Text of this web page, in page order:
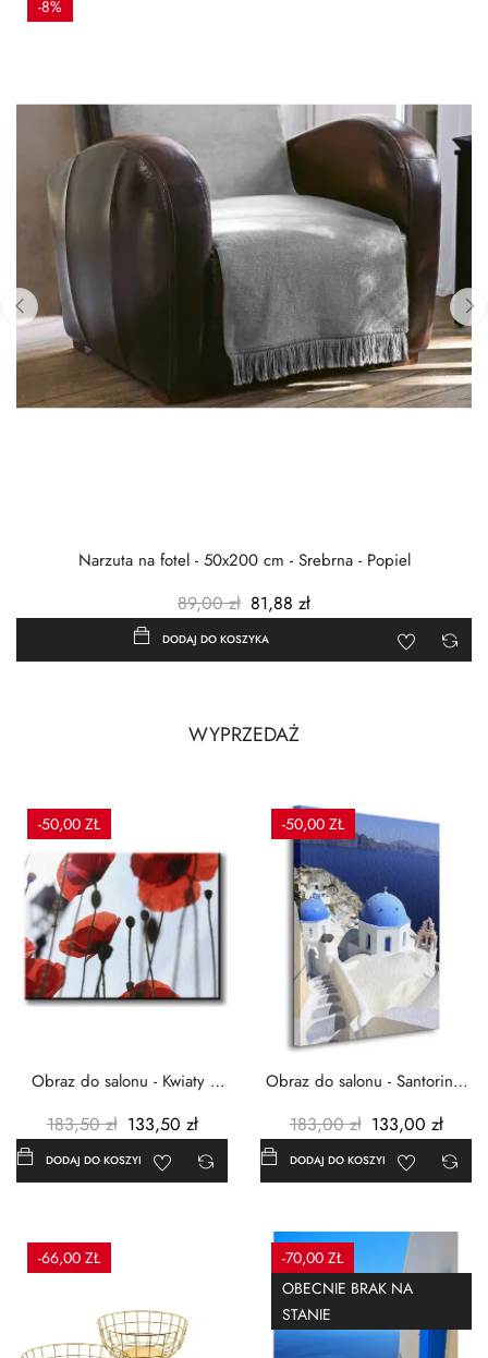
-8%
Narzuta na fotel - 50x200 cm - Srebrna - Popiel
89,00 zł 81,88 zł
DODAJ DO KOSZYKA
‹ ›
WYPRZEDAŻ
-50,00 ZŁ
Obraz do salonu - Kwiaty -
183,50 zł 133,50 zł
DODAJ DO KOSZYKA
-50,00 ZŁ
Obraz do salonu - Santorini -
183,00 zł 133,00 zł
DODAJ DO KOSZYKA
-66,00 ZŁ
-70,00 ZŁ
OBECNIE BRAK NA
STANIE